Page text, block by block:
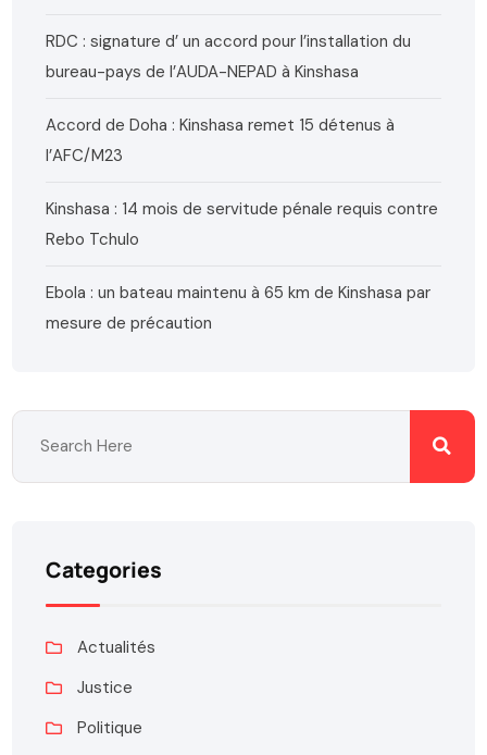
RDC : signature d’ un accord pour l’installation du
bureau-pays de l’AUDA-NEPAD à Kinshasa
Accord de Doha : Kinshasa remet 15 détenus à
l’AFC/M23
Kinshasa : 14 mois de servitude pénale requis contre
Rebo Tchulo
Ebola : un bateau maintenu à 65 km de Kinshasa par
mesure de précaution
Categories
Actualités
Justice
Politique